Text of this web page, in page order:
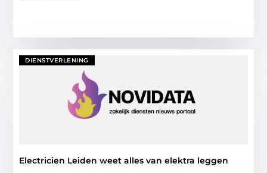
DIENSTVERLENING
Electricien Leiden weet alles van elektra leggen